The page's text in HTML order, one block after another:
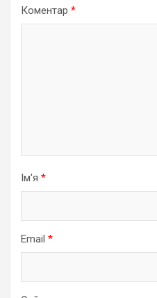
Коментар *
Ім'я *
Email *